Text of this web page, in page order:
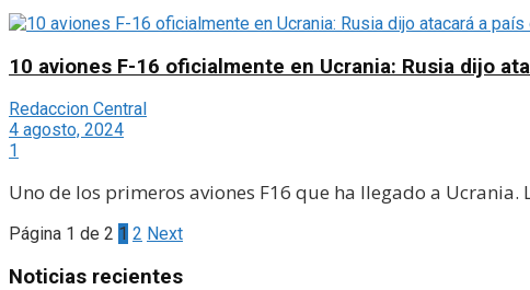
10 aviones F-16 oficialmente en Ucrania: Rusia dijo
Redaccion Central
4 agosto, 2024
1
Uno de los primeros aviones F16 que ha llegado a
Página 1 de 2 1 2 Next
Noticias recientes